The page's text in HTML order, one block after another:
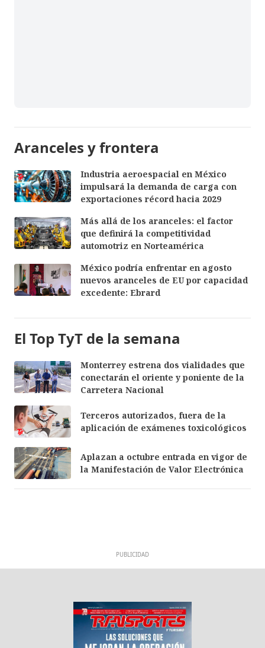
Aranceles y frontera
Industria aeroespacial en México
impulsará la demanda de carga con
exportaciones récord hacia 2029
Más allá de los aranceles: el factor
que definirá la competitividad
automotriz en Norteamérica
México podría enfrentar en agosto
nuevos aranceles de EU por capacidad
excedente: Ebrard
El Top TyT de la semana
Monterrey estrena dos vialidades que
conectarán el oriente y poniente de la
Carretera Nacional
Terceros autorizados, fuera de la
aplicación de exámenes toxicológicos
Aplazan a octubre entrada en vigor de
la Manifestación de Valor Electrónica
PUBLICIDAD